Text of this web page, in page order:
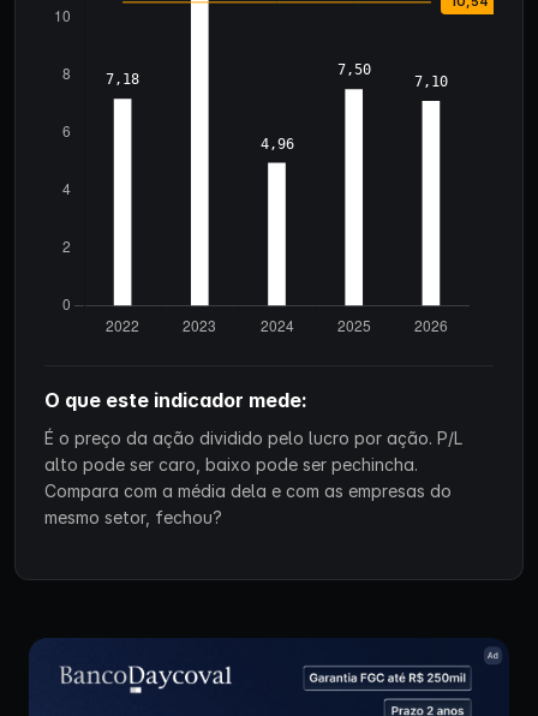
O que este indicador mede:
É o preço da ação dividido pelo lucro por ação. P/L
alto pode ser caro, baixo pode ser pechincha.
Compara com a média dela e com as empresas do
mesmo setor, fechou?